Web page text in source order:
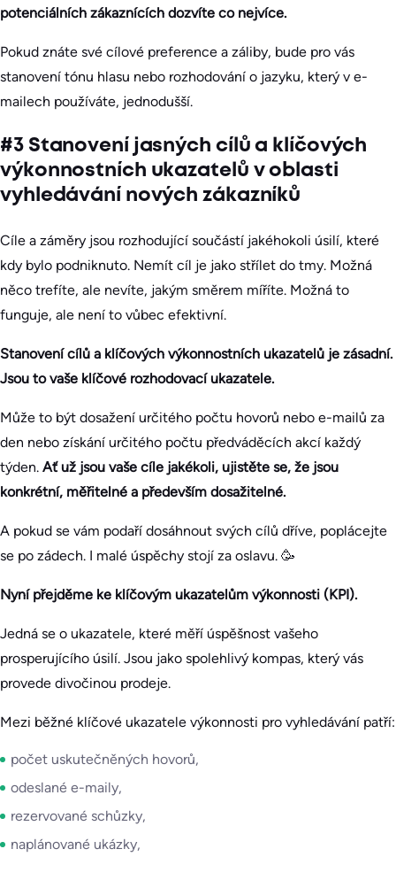
potenciálních zákaznících dozvíte co nejvíce.
Pokud znáte své cílové preference a záliby, bude pro vás
stanovení tónu hlasu nebo rozhodování o jazyku, který v e-
mailech používáte, jednodušší.
#3 Stanovení jasných cílů a klíčových
výkonnostních ukazatelů v oblasti
vyhledávání nových zákazníků
Cíle a záměry jsou rozhodující součástí jakéhokoli úsilí, které
kdy bylo podniknuto. Nemít cíl je jako střílet do tmy. Možná
něco trefíte, ale nevíte, jakým směrem míříte. Možná to
funguje, ale není to vůbec efektivní.
Stanovení cílů a klíčových výkonnostních ukazatelů je zásadní.
Jsou to vaše klíčové rozhodovací ukazatele.
Může to být dosažení určitého počtu hovorů nebo e-mailů za
den nebo získání určitého počtu předváděcích akcí každý
týden. Ať už jsou vaše cíle jakékoli, ujistěte se, že jsou
konkrétní, měřitelné a především dosažitelné.
A pokud se vám podaří dosáhnout svých cílů dříve, poplácejte
se po zádech. I malé úspěchy stojí za oslavu. 🥳
Nyní přejděme ke klíčovým ukazatelům výkonnosti (KPI).
Jedná se o ukazatele, které měří úspěšnost vašeho
prosperujícího úsilí. Jsou jako spolehlivý kompas, který vás
provede divočinou prodeje.
Mezi běžné klíčové ukazatele výkonnosti pro vyhledávání patří:
počet uskutečněných hovorů,
odeslané e-maily,
rezervované schůzky,
naplánované ukázky,